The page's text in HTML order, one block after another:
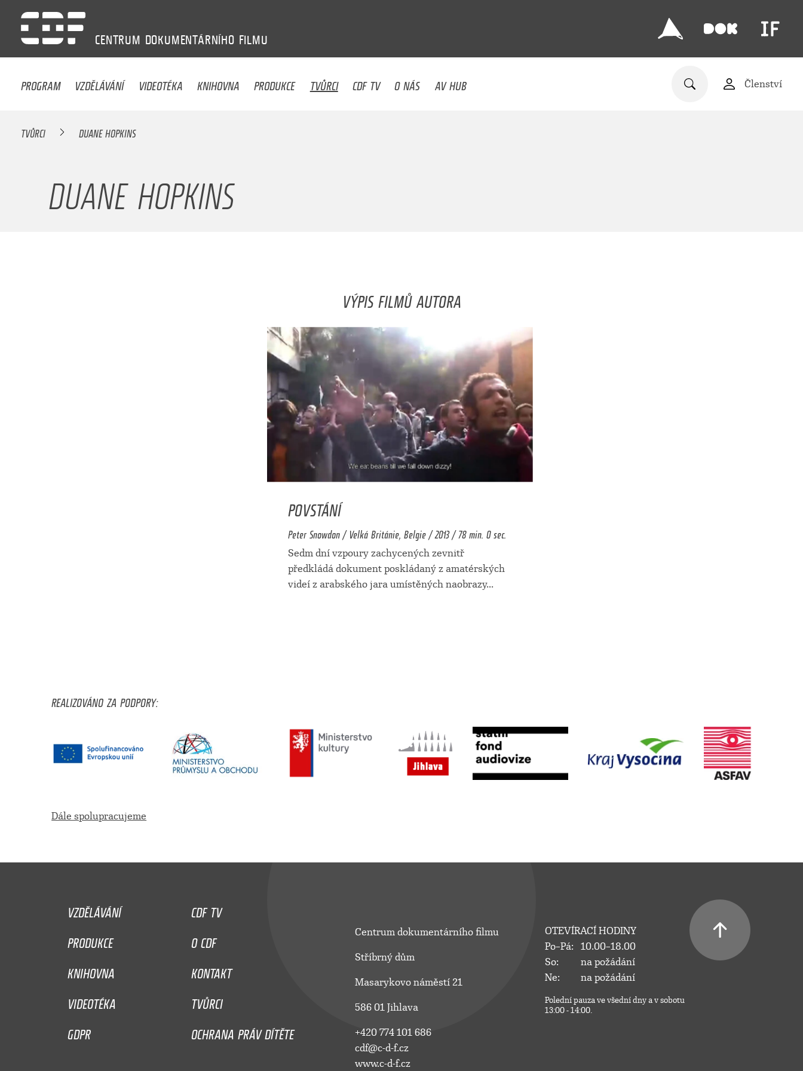
CENTRUM DOKUMENTÁRNÍHO FILMU
PROGRAM VZDĚLÁVÁNÍ VIDEOTÉKA KNIHOVNA PRODUKCE TVŮRCI CDF TV O NÁS AV HUB Členství
TVŮRCI DUANE HOPKINS
DUANE HOPKINS
VÝPIS FILMŮ AUTORA
POVSTÁNÍ
Peter Snowdon / Velká Británie, Belgie / 2013 / 78 min. 0 sec.
Sedm dní vzpoury zachycených zevnitř
předkládá dokument poskládaný z amatérských
videí z arabského jara umístěných naobrazy...
REALIZOVÁNO ZA PODPORY:
Dále spolupracujeme
VZDĚLÁVÁNÍ
CDF TV
PRODUKCE
O CDF
KNIHOVNA
KONTAKT
VIDEOTÉKA
TVŮRCI
GDPR
OCHRANA PRÁV DÍTĚTE
Centrum dokumentárního filmu
Stříbrný dům
Masarykovo náměstí 21
586 01 Jihlava
+420 774 101 686
cdf@c-d-f.cz
www.c-d-f.cz
OTEVÍRACÍ HODINY
Po–Pá:
10.00–18.00
So:
na požádání
Ne:
na požádání
Polední pauza ve všední dny a v sobotu
13:00 - 14:00.